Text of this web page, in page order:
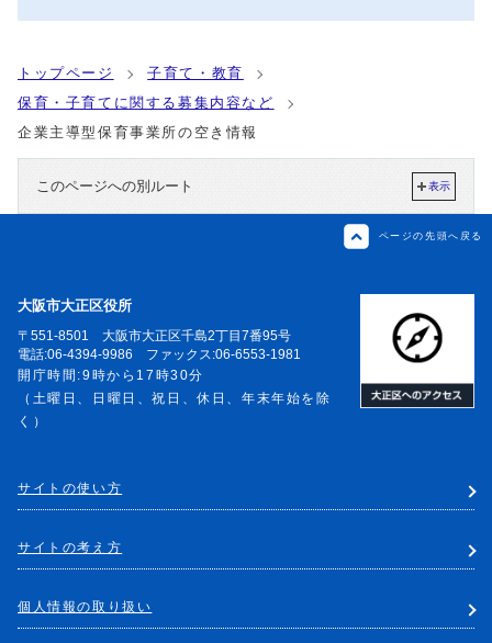
トップページ
子育て・教育
保育・子育てに関する募集内容など
企業主導型保育事業所の空き情報
このページへの別ルート 表示
ページの先頭へ戻る
大阪市大正区役所
〒551-8501 大阪市大正区千島2丁目7番95号
電話:06-4394-9986 ファックス:06-6553-1981
開庁時間:9時から17時30分
（土曜日、日曜日、祝日、休日、年末年始を除
く）
サイトの使い方
サイトの考え方
個人情報の取り扱い